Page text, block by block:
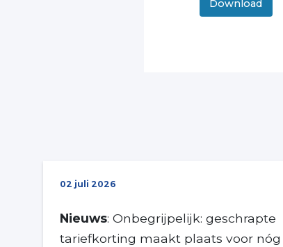
Download
02 juli 2026
Nieuws: Onbegrijpelijk: geschrapte
tariefkorting maakt plaats voor nóg